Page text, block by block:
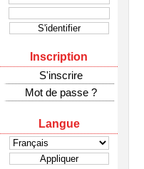
Inscription
S'inscrire
Mot de passe ?
Langue